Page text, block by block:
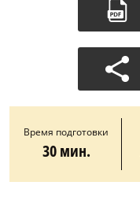
Время подготовки
30 мин.